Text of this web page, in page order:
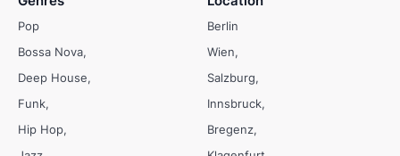
Pop
Bossa Nova
Deep House
Funk
Hip Hop
Berlin
Wien
Salzburg
Innsbruck
Bregenz